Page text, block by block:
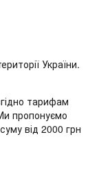
України.
тарифам
пропонуємо
від 2000 грн